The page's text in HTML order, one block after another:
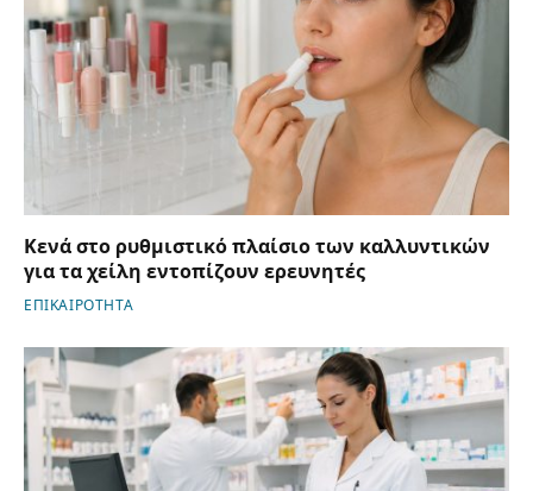
Κενά στο ρυθμιστικό πλαίσιο των καλλυντικών
για τα χείλη εντοπίζουν ερευνητές
ΕΠΙΚΑΙΡΟΤΗΤΑ